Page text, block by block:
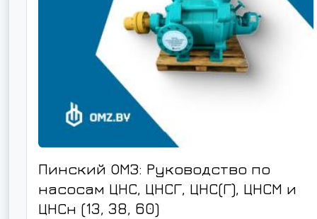
Пинский ОМЗ: Руководство по
насосам ЦНС, ЦНСГ, ЦНС(Г), ЦНСМ и
ЦНСн (13, 38, 60)